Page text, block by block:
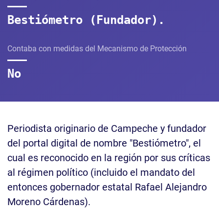
Bestiómetro (Fundador).
Contaba con medidas del Mecanismo de Protección
No
Periodista originario de Campeche y fundador
del portal digital de nombre "Bestiómetro", el
cual es reconocido en la región por sus críticas
al régimen político (incluido el mandato del
entonces gobernador estatal Rafael Alejandro
Moreno Cárdenas).